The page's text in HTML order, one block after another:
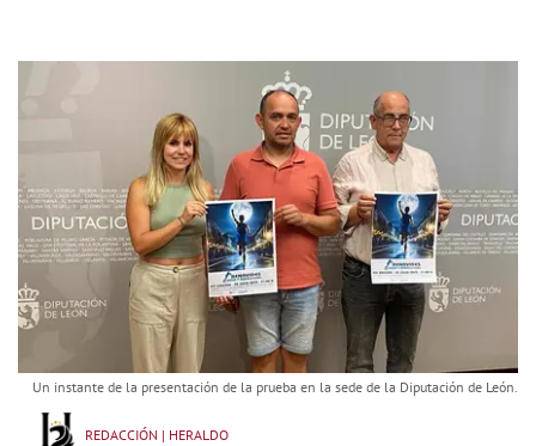
Un instante de la presentación de la prueba en la sede de la Diputación de León.
REDACCIÓN | HERALDO